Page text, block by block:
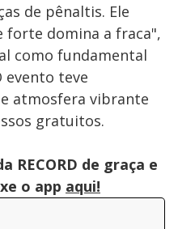
de pênaltis. Ele
forte domina a fraca",
como fundamental
evento teve
e atmosfera vibrante
gratuitos.
RECORD de graça e
o app aqui!